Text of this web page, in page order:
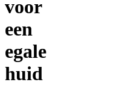
voor
een
egale
huid